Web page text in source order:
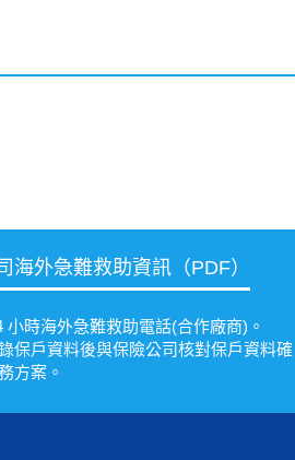
海外急難救助資訊（PDF）
小時海外急難救助電話(合作廠商)。
保戶資料後與保險公司核對保戶資料確
方案。